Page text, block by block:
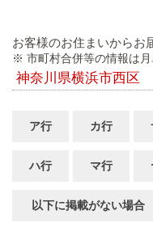
お客様のお住まいからお
※ 市町村合併等の情報は月
神奈川県横浜市西区
ア行 カ行
ハ行 マ行
以下に掲載がない場合